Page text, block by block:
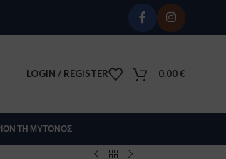
LOGIN / REGISTER 0.00€
ΤΗ ΜΎΤΟΝΟΣ